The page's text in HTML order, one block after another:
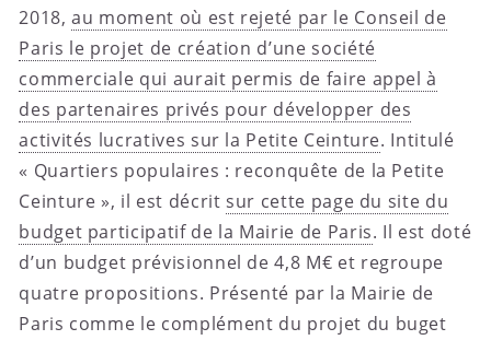
2018,au moment où est rejeté par le Conseil de
Paris le projet de création d’une société
commerciale qui aurait permis de faire appel à
des partenaires privés pour développer des
activités lucratives sur la Petite Ceinture. Intitulé
« Quartiers populaires : reconquête de la Petite
Ceinture », il est décritsur cette page du site du
budget participatif de la Mairie de Paris. Il est doté
d’un budget prévisionnel de 4,8 M€ et regroupe
quatre propositions. Présenté par la Mairie de
Paris comme le complément du projet du buget